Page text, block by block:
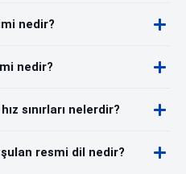
nedir?
nedir?
sınırları nelerdir?
resmi dil nedir?